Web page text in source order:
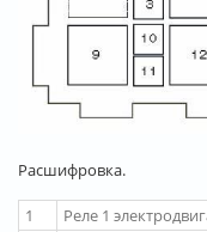
Расшифровка.
1
Реле 1